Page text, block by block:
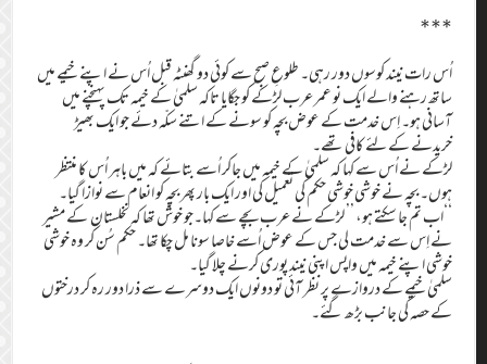
***
اُس رات نیند کوسوں دور رہی۔ طلوعِ صبح سے کوئی دو گھنٹہ قبل اُس نے اپنے خیمے میں
ساتھ رہنے والے ایک نو عمر عرب لڑکے کو جگایا تاکہ سلمیٰ کے خیمہ تک پہنچنے میں
آسانی ہو۔ اِس خدمت کے عوض بچہ کو سونے کے اتنے سکّہ دئے جو ایک بھیڑ
خریدنے کے لئے کافی تھے۔
لڑکے نے اُس سے کہا کہ سلمیٰ کے خیمہ میں جاکر اُسے بتائے کہ میں باہر اُس کا منتظر
ہوں۔ بچہ نے خوشی خوشی حکم کی تعمیل کی اور ایک بار پھر بچہ کو انعام سے نوازا گیا۔
‘‘اب تم جا سکتے ہو، ’’ لڑکے نے عرب بچے سے کہا۔جو خوش تھا کہ نخلستان کے مشیر
نے اِس سے خدمت لی جس کے عوض اُسے خاصا سونا مل چکا تھا۔ حکم سُن کر وہ خوشی
خوشی اپنے خیمہ میں واپس اپنی نیند پوری کرنے چلا گیا۔
سلمیٰ خیمے کے دروازے پر نظر آئی تو دونوں ایک دوسرے سے ذرا دور رہ کر درختوں
کے حصہ کی جانب بڑھ گئے۔